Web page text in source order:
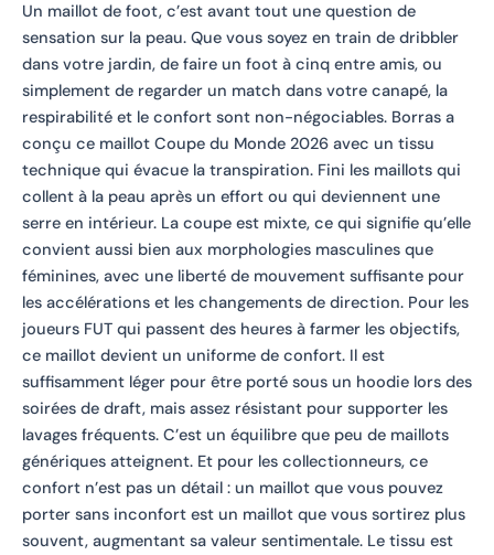
Un maillot de foot, c’est avant tout une question de
sensation sur la peau. Que vous soyez en train de dribbler
dans votre jardin, de faire un foot à cinq entre amis, ou
simplement de regarder un match dans votre canapé, la
respirabilité et le confort sont non-négociables. Borras a
conçu ce maillot Coupe du Monde 2026 avec un tissu
technique qui évacue la transpiration. Fini les maillots qui
collent à la peau après un effort ou qui deviennent une
serre en intérieur. La coupe est mixte, ce qui signifie qu’elle
convient aussi bien aux morphologies masculines que
féminines, avec une liberté de mouvement suffisante pour
les accélérations et les changements de direction. Pour les
joueurs FUT qui passent des heures à farmer les objectifs,
ce maillot devient un uniforme de confort. Il est
suffisamment léger pour être porté sous un hoodie lors des
soirées de draft, mais assez résistant pour supporter les
lavages fréquents. C’est un équilibre que peu de maillots
génériques atteignent. Et pour les collectionneurs, ce
confort n’est pas un détail : un maillot que vous pouvez
porter sans inconfort est un maillot que vous sortirez plus
souvent, augmentant sa valeur sentimentale. Le tissu est